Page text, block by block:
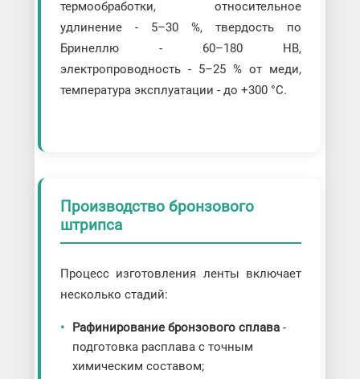
термообработки, относительное
удлинение - 5–30 %, твердость по
Бринеллю - 60–180 HB,
электропроводность - 5–25 % от меди,
температура эксплуатации - до +300 °C.
Производство бронзового
штрипса
Процесс изготовления ленты включает
несколько стадий:
Рафинирование бронзового сплава-
подготовка расплава с точным
химическим составом;